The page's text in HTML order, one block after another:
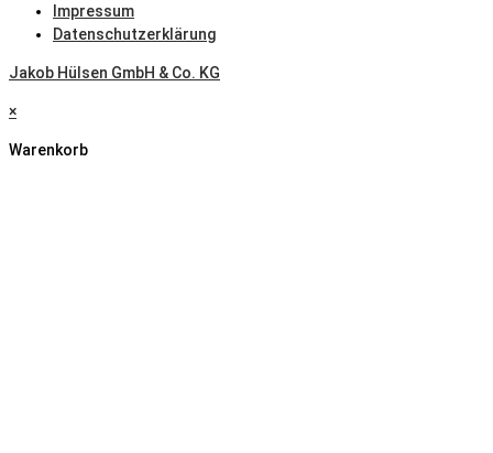
Impressum
Datenschutzerklärung
Jakob Hülsen GmbH & Co. KG
×
Warenkorb